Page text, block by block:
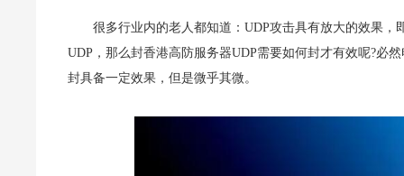
很多行业内的老人都知道：UDP攻击具有放大的效果，
UDP，那么封香港高防服务器UDP需要如何封才有效呢?必
封具备一定效果，但是微乎其微。